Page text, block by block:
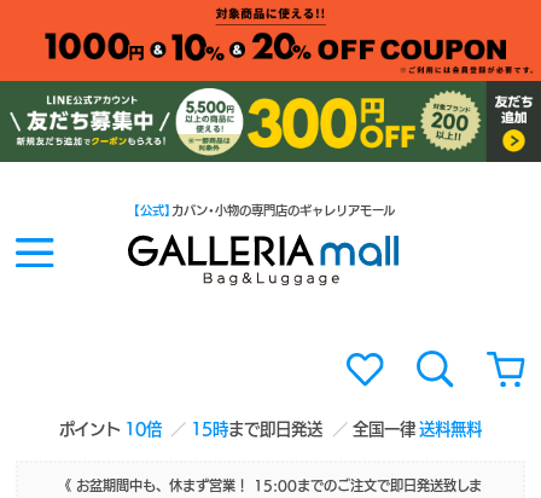
ポイント 10倍 15時まで即日発送 全国一律送料無料
【公式】 カバン・小物の専門店のギャレリアモール
《 お盆期間中も、休まず営業！ 15:00までのご注文で即日発送致しま